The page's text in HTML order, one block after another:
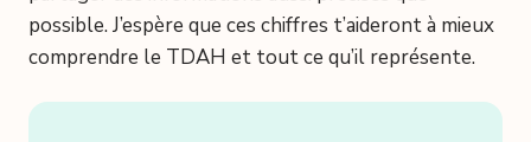
possible. J’espère que ces chiffres t’aideront à mieux
comprendre le TDAH et tout ce qu’il représente.